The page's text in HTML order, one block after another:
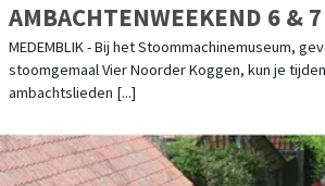
AMBACHTENWEEKEND 6 &
MEDEMBLIK - Bij het Stoommachinemuseum,
stoomgemaal Vier Noorder Koggen, kun je
ambachtslieden [...]